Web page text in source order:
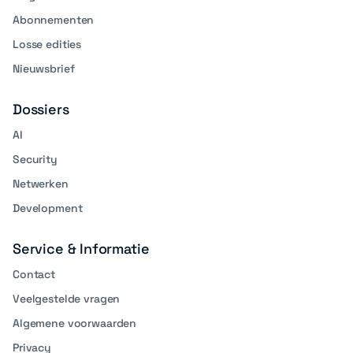
Abonnementen
Losse edities
Nieuwsbrief
Dossiers
AI
Security
Netwerken
Development
Service & Informatie
Contact
Veelgestelde vragen
Algemene voorwaarden
Privacy